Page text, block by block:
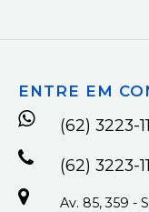
ENTRE EM
(62) 3223-
(62) 3223-
Av. 85, 359 -